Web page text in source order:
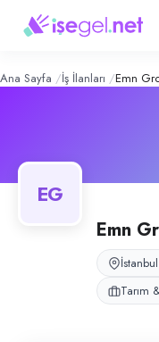
Group–
Konum:
EMN Group, İstanbul
Ana Sayfa İş İlanları Emn
EG
Emn
Tarım